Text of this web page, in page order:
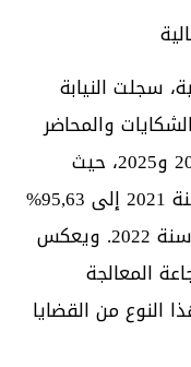
سجلت النيابة
والمحاضر
خلال الفترة الممتدة بين سنتي 2021 و2025، حيث
ارتفعت نسبة الإنجاز من 56,97% سنة 2021 إلى 95,63%
سنة 2025، بعد تراجع ظرفي خلال سنة 2022. ويعكس
المعالجة
النوع من القضايا